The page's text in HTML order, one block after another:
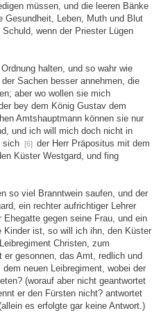
müssen, und die leeren Bänke
Gesundheit, Leben, Muth und Blut
wenn der Priester Lügen
halten, und so wahr wie
Sachen besser annehmen, die
aber wo wollen sie mich
bey dem König Gustav dem
Amtshauptmann können sie nur
und ich will mich doch nicht in
sich
[6] der Herr Präpositus mit dem
Küster Westgard, und fing
so viel Branntwein saufen, und der
ein rechter aufrichtiger Lehrer
gegen seine Frau, und ein
Kinder ist, so will ich ihn, den Küster
Christen, zum
gesonnen, das Amt, redlich und
neuen Leibregiment, wobei der
(worauf aber nicht geantwortet
er den Fürsten nicht? antwortet
es erfolgte gar keine Antwort.)